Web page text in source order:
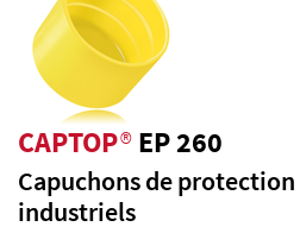
CAPTOP®EP 260
Capuchons de
industriels